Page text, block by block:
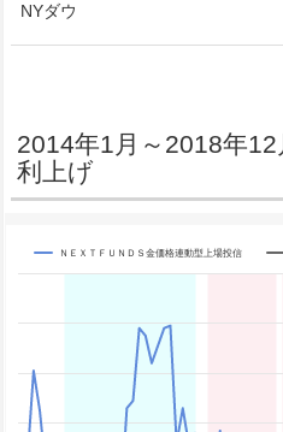
NYダウ
2014年1月～2018年
利上げ
Chart
The chart has 1 X axis displaying
The chart has 4 Y axes displaying
ＮＥＸＴＦＵＮＤＳ金価格連動型上場投信